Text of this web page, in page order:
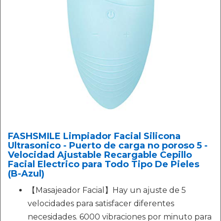
FASHSMILE Limpiador Facial Silicona
Ultrasonico - Puerto de carga no poroso 5 -
Velocidad Ajustable Recargable Cepillo
Facial Electrico para Todo Tipo De Pieles
(B-Azul)
【Masajeador Facial】Hay un ajuste de 5
velocidades para satisfacer diferentes
necesidades. 6000 vibraciones por minuto para